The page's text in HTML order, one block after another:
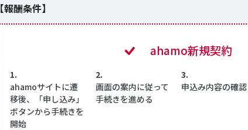
【報酬条件】
ahamo新規契約
1.
ahamoサイトに遷
移後、「申し込み」
ボタンから手続きを
開始
2.
画面の案内に従って
手続きを進める
3.
申込み内容の確認